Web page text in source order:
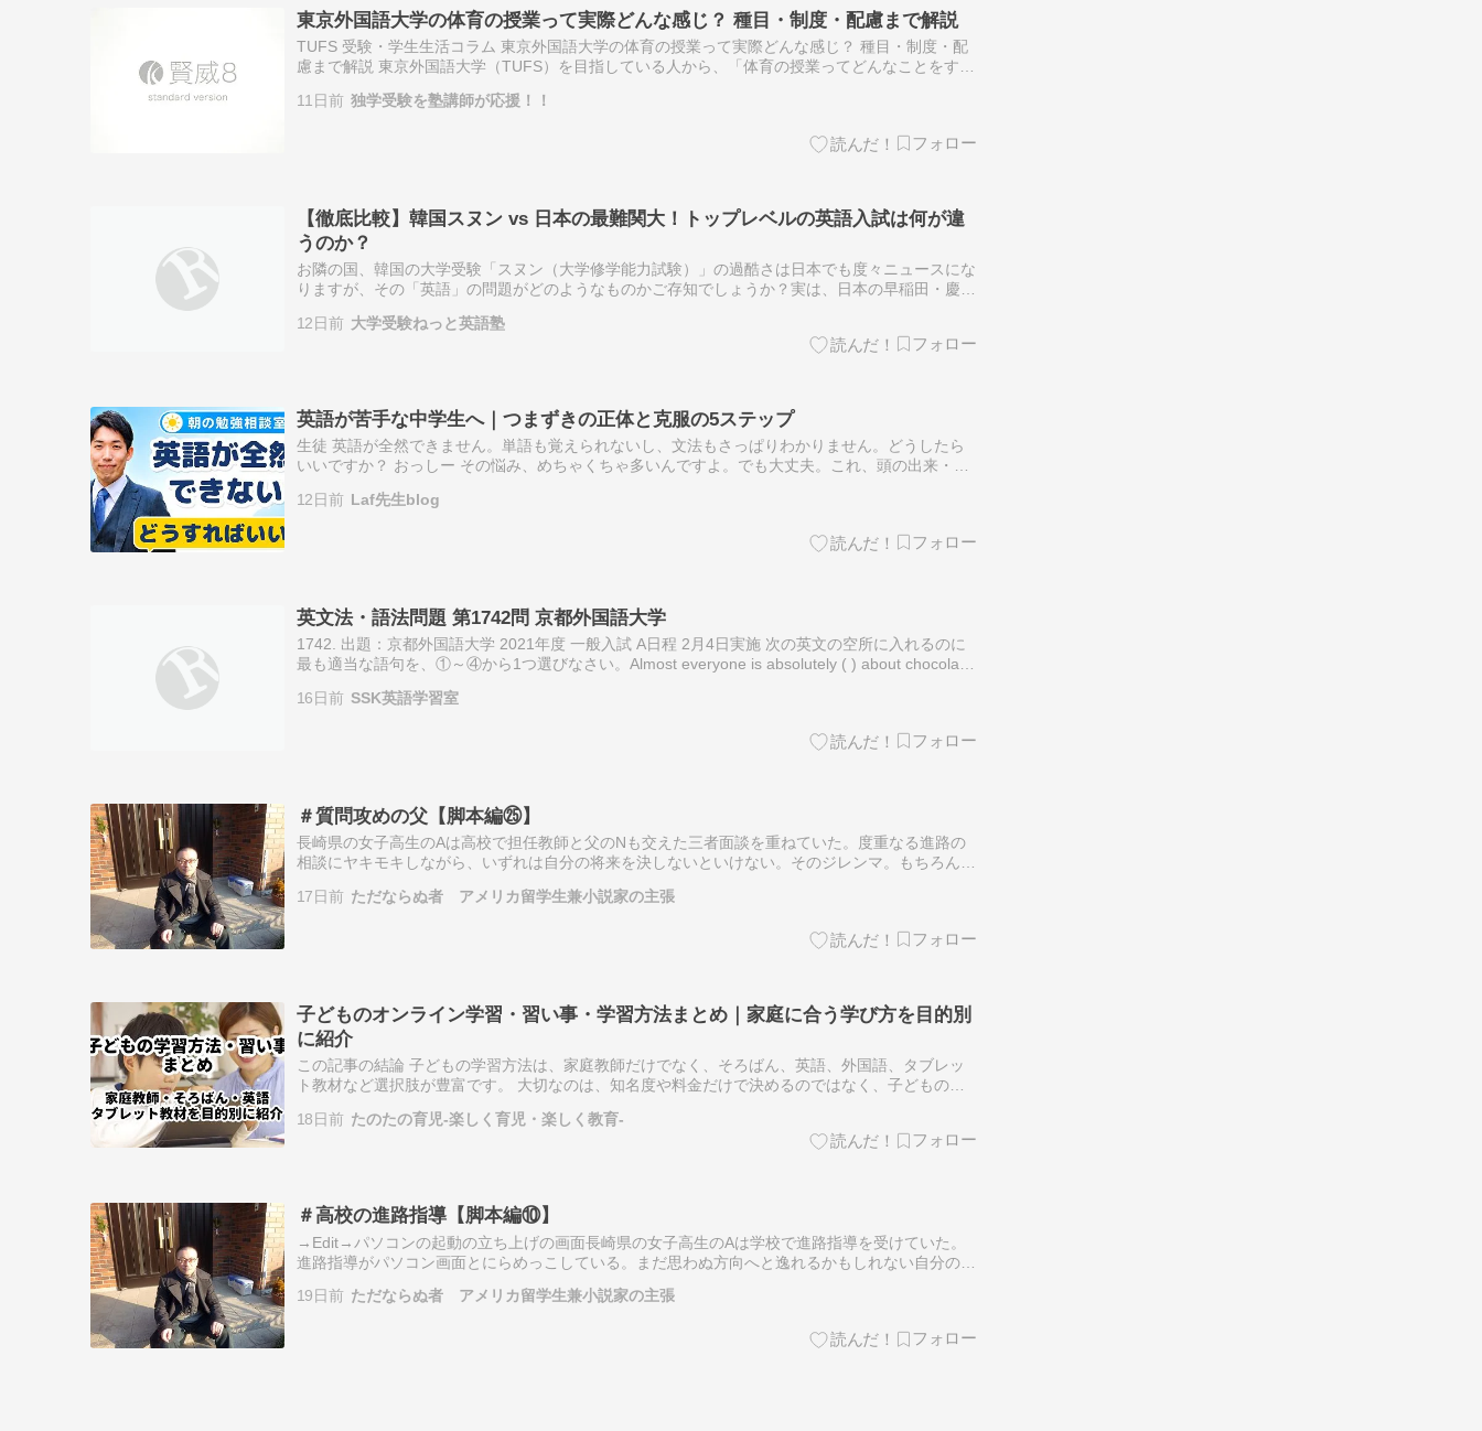
東京外国語大学の体育の授業って実際どんな感じ？ 種目・制度・配慮まで解説
TUFS 受験・学生生活コラム 東京外国語大学の体育の授業って実際どんな感じ？ 種目・制度・配
慮まで解説 東京外国語大学（TUFS）を目指している人から、「体育の授業ってどんなことをする
んだ…
11日前 独学受験を塾講師が応援！！
【徹底比較】韓国スヌン vs 日本の最難関大！トップレベルの英語入試は何が違
うのか？
お隣の国、韓国の大学受験「スヌン（大学修学能力試験）」の過酷さは日本でも度々ニュースにな
りますが、その「英語」の問題がどのようなものかご存知でしょうか？実は、日本の早稲田・慶應
層の学生に求めて…
12日前 大学受験ねっと英語塾
英語が苦手な中学生へ｜つまずきの正体と克服の5ステップ
生徒 英語が全然できません。単語も覚えられないし、文法もさっぱりわかりません。どうしたら
いいですか？ おっしー その悩み、めちゃくちゃ多いんですよ。でも大丈夫。これ、頭の出来・不
ますよね。し…
12日前 Laf先生blog
英文法・語法問題 第1742問 京都外国語大学
1742. 出題：京都外国語大学 2021年度 一般入試 A日程 2月4日実施 次の英文の空所に入れるのに
最も適当な語句を、①～④から1つ選びなさい。Almost everyone is absolutely ( ) about chocolate,
16日前 SSK英語学習室
＃質問攻めの父【脚本編㉕】
長崎県の女子高生のAは高校で担任教師と父のNも交えた三者面談を重ねていた。度重なる進路の
相談にヤキモキしながら、いずれは自分の将来を決しないといけない。そのジレンマ。もちろん、
し、この日も前…
17日前 ただならぬ者 アメリカ留学生兼小説家の主張
子どものオンライン学習・習い事・学習方法まとめ｜家庭に合う学び方を目的別
に紹介
この記事の結論 子どもの学習方法は、家庭教師だけでなく、そろばん、英語、外国語、タブレッ
ト教材など選択肢が豊富です。 大切なのは、知名度や料金だけで決めるのではなく、子どもの年
ら、比較記事で料…
18日前 たのたの育児-楽しく育児・楽しく教育-
＃高校の進路指導【脚本編⑩】
→Edit→パソコンの起動の立ち上げの画面長崎県の女子高生のAは学校で進路指導を受けていた。
進路指導がパソコン画面とにらめっこしている。まだ思わぬ方向へと逸れるかもしれない自分の未
っくに希望…
19日前 ただならぬ者 アメリカ留学生兼小説家の主張